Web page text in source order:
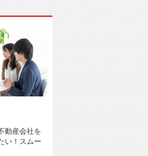
動産会社を
い！スムー